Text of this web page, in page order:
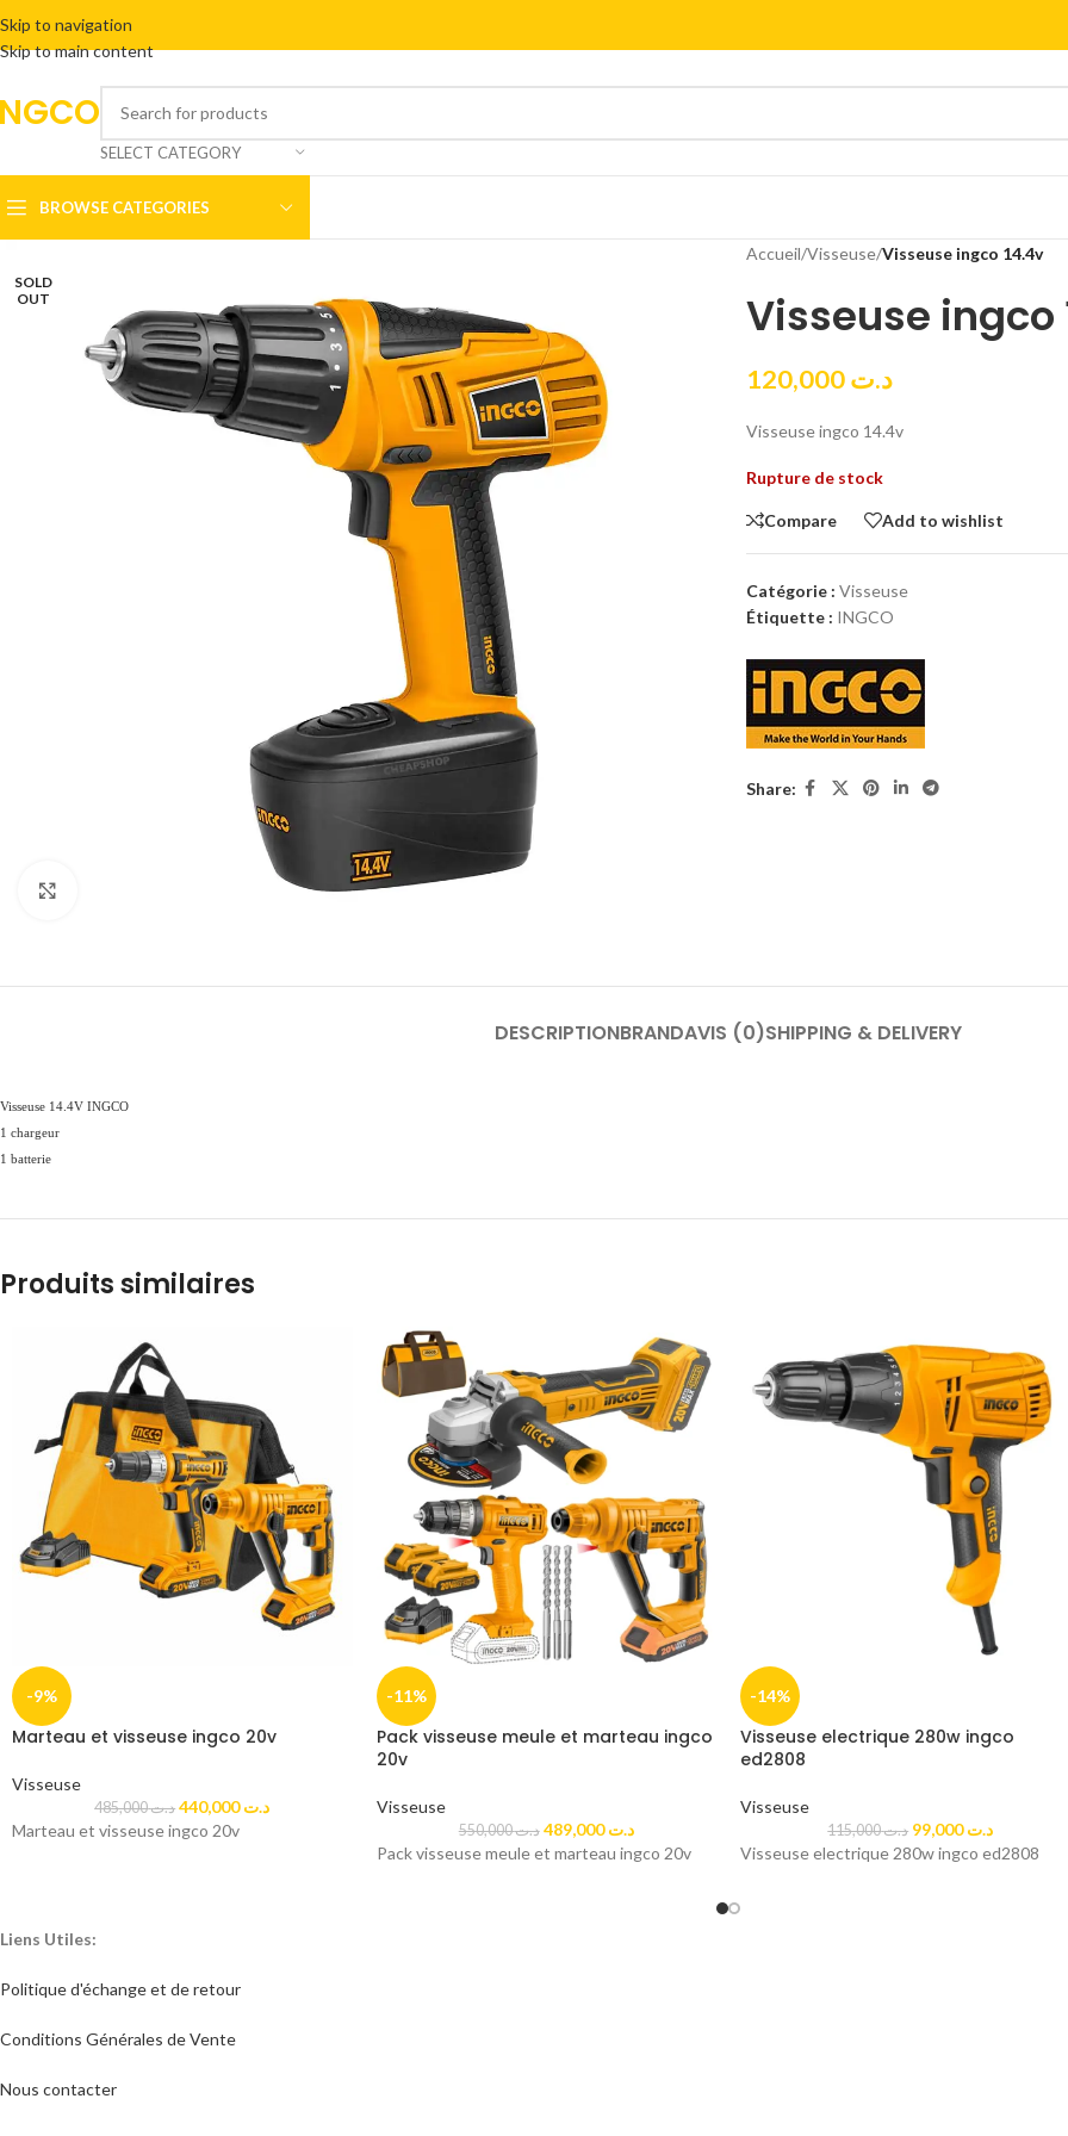
Skip to navigation
Skip to main content
SELECT CATEGORY
BROWSE CATEGORIES
SOLD
OUT
Accueil/Visseuse/Visseuse ingco 14.4v
Visseuse ingco
د.ت120,000
Visseuse ingco 14.4v
Rupture de stock
Compare Add to wishlist
Catégorie : Visseuse
Étiquette : INGCO
Share:
DESCRIPTIONBRANDAVIS (0)SHIPPING & DELIVERY
Visseuse 14.4V INGCO
1 chargeur
1 batterie
Produits similaires
-9%
Marteau et visseuse ingco 20v
Visseuse
د.ت485,000 د.ت440,000
Marteau et visseuse ingco 20v
-11%
Pack visseuse meule et marteau ingco
20v
Visseuse
د.ت550,000 د.ت489,000
Pack visseuse meule et marteau ingco 20v
-14%
Visseuse electrique 280w ingco
ed2808
Visseuse
د.ت115,000 د.ت99,000
Visseuse electrique 280w ingco ed2808
Liens Utiles:
Politique d'échange et de retour​
Conditions Générales de Vente
Nous contacter